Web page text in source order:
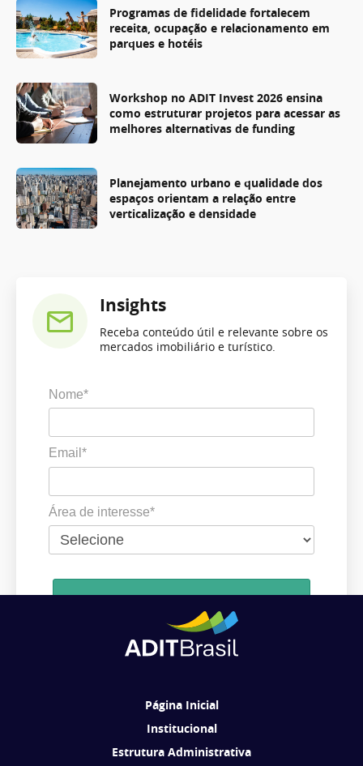
Programas de fidelidade fortalecem
receita, ocupação e relacionamento em
parques e hotéis
Workshop no ADIT Invest 2026 ensina
como estruturar projetos para acessar as
melhores alternativas de funding
Planejamento urbano e qualidade dos
espaços orientam a relação entre
verticalização e densidade
Insights
Receba conteúdo útil e relevante sobre os
mercados imobiliário e turístico.
Nome*
Email*
Área de interesse*
Ao se cadastrar, você concorda em receber comunicações da ADIT
Página Inicial
Institucional
Estrutura Administrativa